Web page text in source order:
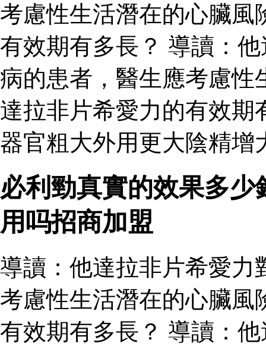
考慮性生活潛在的心臟風
有效期有多長？ 導讀：
病的患者，醫生應考慮性
達拉非片希愛力的有效
器官粗大外用更大陰精增
必利勁真實的效果多
用吗招商加盟
導讀：他達拉非片希愛力
考慮性生活潛在的心臟風
有效期有多長？ 導讀：